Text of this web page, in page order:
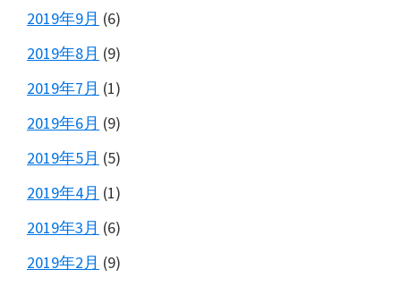
2019年9月 (6)
2019年8月 (9)
2019年7月 (1)
2019年6月 (9)
2019年5月 (5)
2019年4月 (1)
2019年3月 (6)
2019年2月 (9)